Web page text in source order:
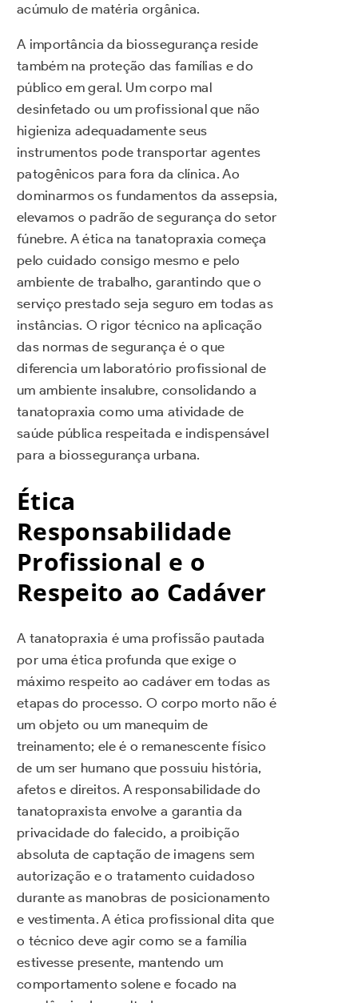
acúmulo de matéria orgânica.
A importância da biossegurança reside
também na proteção das famílias e do
público em geral. Um corpo mal
desinfetado ou um profissional que não
higieniza adequadamente seus
instrumentos pode transportar agentes
patogênicos para fora da clínica. Ao
dominarmos os fundamentos da assepsia,
elevamos o padrão de segurança do setor
fúnebre. A ética na tanatopraxia começa
pelo cuidado consigo mesmo e pelo
ambiente de trabalho, garantindo que o
serviço prestado seja seguro em todas as
instâncias. O rigor técnico na aplicação
das normas de segurança é o que
diferencia um laboratório profissional de
um ambiente insalubre, consolidando a
tanatopraxia como uma atividade de
saúde pública respeitada e indispensável
para a biossegurança urbana.
Ética
Responsabilidade
Profissional e o
Respeito ao Cadáver
A tanatopraxia é uma profissão pautada
por uma ética profunda que exige o
máximo respeito ao cadáver em todas as
etapas do processo. O corpo morto não é
um objeto ou um manequim de
treinamento; ele é o remanescente físico
de um ser humano que possuiu história,
afetos e direitos. A responsabilidade do
tanatopraxista envolve a garantia da
privacidade do falecido, a proibição
absoluta de captação de imagens sem
autorização e o tratamento cuidadoso
durante as manobras de posicionamento
e vestimenta. A ética profissional dita que
o técnico deve agir como se a família
estivesse presente, mantendo um
comportamento solene e focado na